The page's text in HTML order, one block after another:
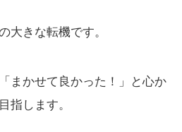
大きな転機です。
まかせて良かった！」と心か
指します。